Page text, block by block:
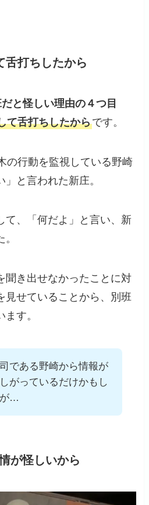
打ちしたから
と怪しい理由の４つ目
て舌打ちしたからです。
の行動を監視している野崎
と言われた新庄。
て、「何だよ」と言い、新
聞き出せなかったことに対
見せていることから、別班
す。
である野崎から情報が
がっているだけかもし
…
が怪しいから